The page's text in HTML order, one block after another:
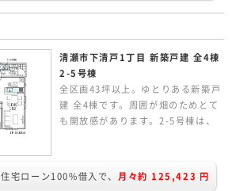
清瀬市下清戸1丁目 新築戸建 全4棟
2-5号棟
全区画43坪以上。ゆとりある新築戸
建 全4棟です。周囲が畑のためとて
も開放感があります。2-5号棟は、
うなとても開放感のある立地です。
車種により車3台駐車可能です。延
住宅ローン100%借入で、 月々約 125,423 円